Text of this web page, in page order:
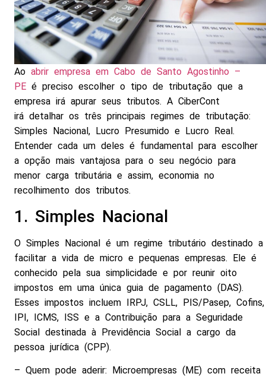
Ao abrir empresa em Cabo de Santo Agostinho –
PE é preciso escolher o tipo de tributação que a
empresa irá apurar seus tributos. A CiberCont
irá detalhar os três principais regimes de tributação:
Simples Nacional, Lucro Presumido e Lucro Real.
Entender cada um deles é fundamental para escolher
a opção mais vantajosa para o seu negócio para
menor carga tributária e assim, economia no
recolhimento dos tributos.
1. Simples Nacional
O Simples Nacional é um regime tributário destinado a
facilitar a vida de micro e pequenas empresas. Ele é
conhecido pela sua simplicidade e por reunir oito
impostos em uma única guia de pagamento (DAS).
Esses impostos incluem IRPJ, CSLL, PIS/Pasep, Cofins,
IPI, ICMS, ISS e a Contribuição para a Seguridade
Social destinada à Previdência Social a cargo da
pessoa jurídica (CPP).
– Quem pode aderir: Microempresas (ME) com receita